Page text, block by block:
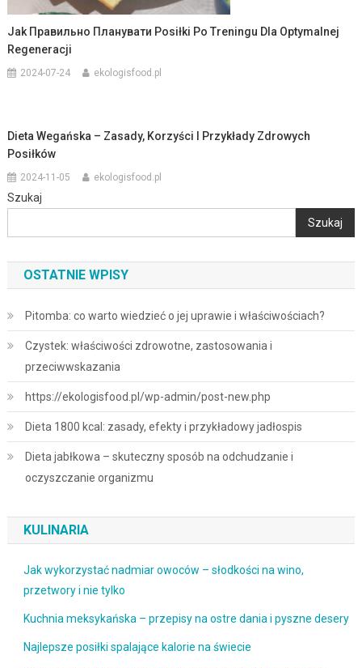
Jak Правильно Планувати Posiłki Po Treningu Dla Optymalnej
Regeneracji
2024-07-24 ekologisfood.pl
Dieta Wegańska – Zasady, Korzyści I Przykłady Zdrowych
Posiłków
2024-11-05 ekologisfood.pl
Szukaj
Szukaj
OSTATNIE WPISY
Pitomba: co warto wiedzieć o jej uprawie i właściwościach?
Czystek: właściwości zdrowotne, zastosowania i
przeciwwskazania
https://ekologisfood.pl/wp-admin/post-new.php
Dieta 1800 kcal: zasady, efekty i przykładowy jadłospis
Dieta jabłkowa – skuteczny sposób na odchudzanie i
oczyszczanie organizmu
KULINARIA
Jak wykorzystać nadmiar owoców – słodkości na wino,
przetwory i nie tylko
Kuchnia meksykańska – przepisy na ostre dania i pyszne desery
Najlepsze posiłki spalające kalorie na świecie